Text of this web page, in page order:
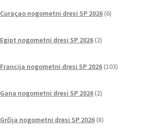
Curaçao nogometni dresi SP 2026 6izdelkov
Egipt nogometni dresi SP 2026 2izdelka
Francija nogometni dresi SP 2026 103izdelki
Gana nogometni dresi SP 2026 2izdelka
Grčija nogometni dresi SP 2026 8izdelkov